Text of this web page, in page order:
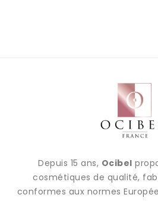
Depuis 15 ans, Ocibel
cosmétiques de qualité,
conformes aux normes